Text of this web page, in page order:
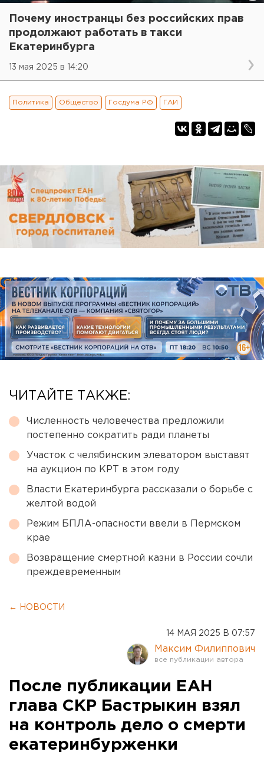
Почему иностранцы без российских прав
продолжают работать в такси
Екатеринбурга
13 мая 2025 в 14:20
Политика Общество Госдума РФ ГАИ
ЧИТАЙТЕ ТАКЖЕ:
Численность человечества предложили
постепенно сократить ради планеты
Участок с челябинским элеватором выставят
на аукцион по КРТ в этом году
Власти Екатеринбурга рассказали о борьбе с
желтой водой
Режим БПЛА-опасности ввели в Пермском
крае
Возвращение смертной казни в России сочли
преждевременным
← НОВОСТИ
14 МАЯ 2025 В 07:57
Максим Филиппович
После публикации ЕАН
глава СКР Бастрыкин взял
на контроль дело о смерти
екатеринбурженки